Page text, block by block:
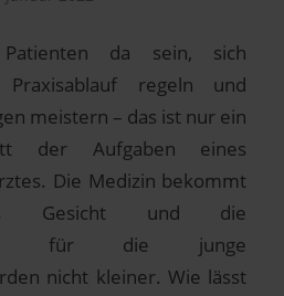
da sein, sich
regeln und
meistern – das ist nur ein
der Aufgaben eines
Die Medizin bekommt
Gesicht und die
für die junge
nicht kleiner. Wie lässt